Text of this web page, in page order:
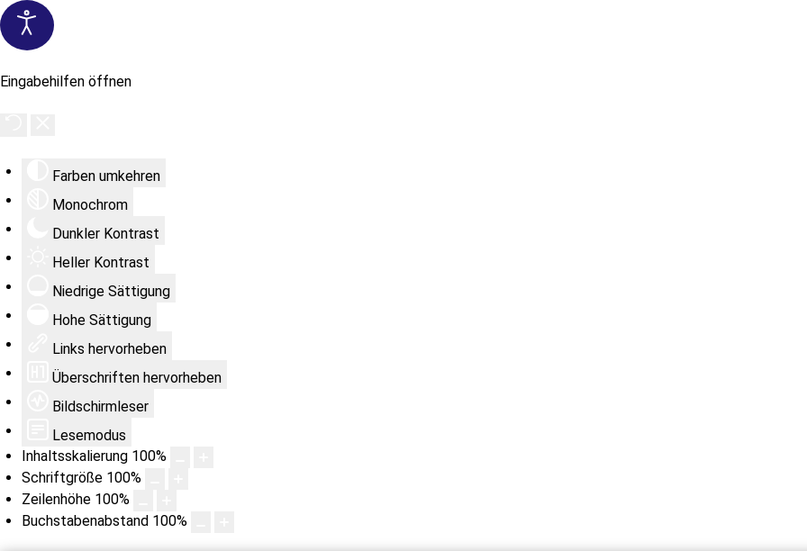
Eingabehilfen öffnen
Farben umkehren
Monochrom
Dunkler Kontrast
Heller Kontrast
Niedrige Sättigung
Hohe Sättigung
Links hervorheben
Überschriften hervorheben
Bildschirmleser
Lesemodus
Inhaltsskalierung 100%
Schriftgröße 100%
Zeilenhöhe 100%
Buchstabenabstand 100%